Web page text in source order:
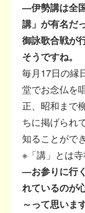
―伊勢講は全
講」が有名だ
御詠歌合戦が
そうですね。
毎月17日の縁
堂でお念仏を
正、昭和まで
ちに掲げられ
知ることがで
※「講」とは
―お参りに行
れているのが
～って思いま